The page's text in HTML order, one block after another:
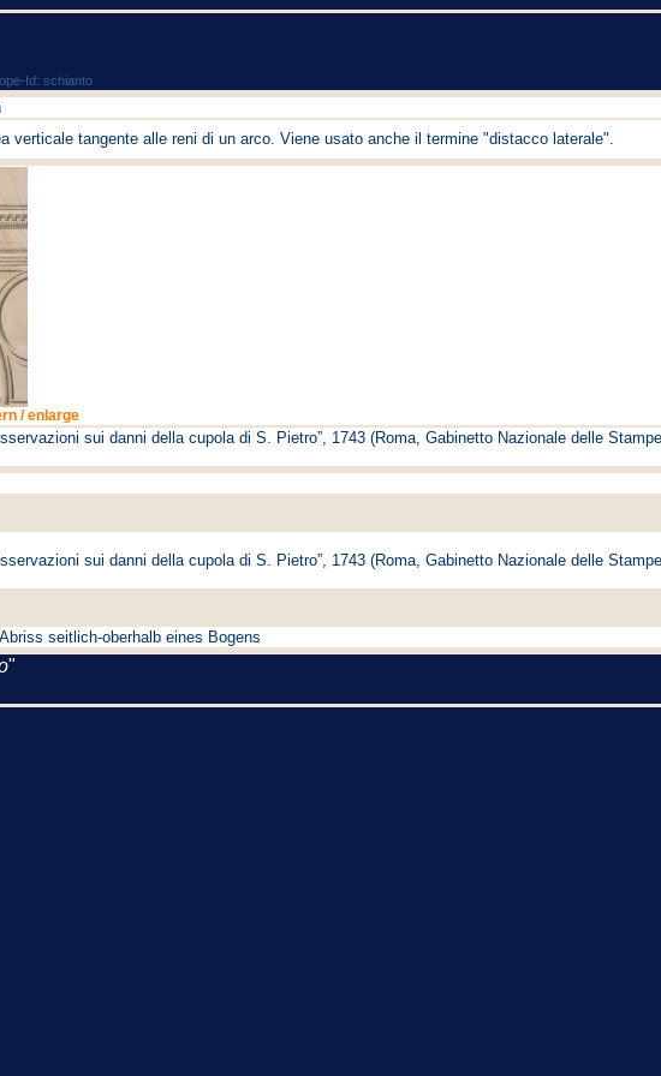
Id: schianto
verticale tangente alle reni di un arco. Viene usato anche il termine "distacco laterale".
/ enlarge
sui danni della cupola di S. Pietro”, 1743 (Roma, Gabinetto Nazionale delle
sui danni della cupola di S. Pietro”, 1743 (Roma, Gabinetto Nazionale delle
seitlich-oberhalb eines Bogens
"